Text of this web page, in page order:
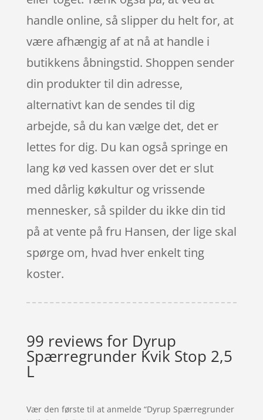
handle online, så slipper du helt for, at
være afhængig af at nå at handle i
butikkens åbningstid. Shoppen sender
din produkter til din adresse,
alternativt kan de sendes til dig
arbejde, så du kan vælge det, det er
lettes for dig. Du kan også springe en
lang kø ved kassen over det er slut
med dårlig køkultur og vrissende
mennesker, så spilder du ikke din tid
på at vente på fru Hansen, der lige skal
spørge om, hvad hver enkelt ting
koster.
99 reviews for Dyrup
Spærregrunder Kvik Stop 2,5
L
Vær den første til at anmelde “Dyrup Spærregrunder